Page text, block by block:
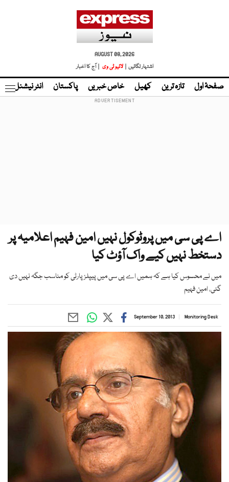
AUGUST 08, 2026
اشتہار لگائیں |
لائیو ٹی وی | آج کا اخبار
صفحۂ اول تازہ ترین کھیل خاص خبریں پاکستان انٹر نیشنل
اے پی سی میں پروٹوکول نہیں امین فہیم اعلامیہ پر
دستخط نہیں کیے واک آؤٹ کیا
میں نے محسوس کیا ہے کہ ہمیں اے پی سی میں پیپلز پارٹی کو مناسب جگہ نہیں دی
گئی، امین فہیم
Monitoring Desk
September 10, 2013